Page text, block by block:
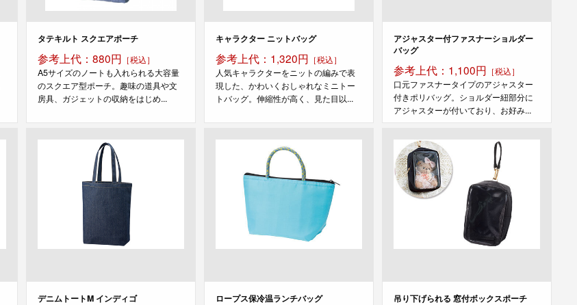
タテキルト スクエアポーチ
参考上代：880円 ［税込］
A5サイズのノートも入れられる大容量
のスクエア型ポーチ。趣味の道具や文
房具、ガジェットの収納をはじめ...
キャラクター ニットバッグ
参考上代：1,320円 ［税込］
人気キャラクターをニットの編みで表
現した、かわいくおしゃれなミニトー
トバッグ。伸縮性が高く、見た目以...
アジャスター付ファスナーショルダー
バッグ
参考上代：1,100円 ［税込］
口元ファスナータイプのアジャスター
付きポリバッグ。ショルダー紐部分に
アジャスターが付いており、お好み...
デニムトートM インディゴ ロープス保冷温ランチバッグ 吊り下げられる 窓付ボックスポーチ